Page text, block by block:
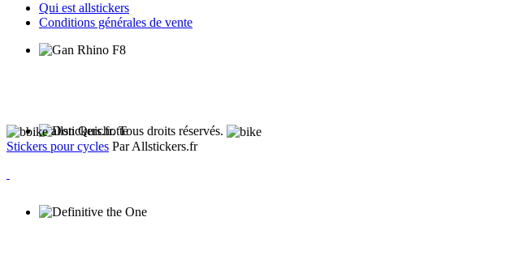
Qui est allstickers
Conditions générales de vente
allstickers.fr. Tous droits réservés.
Stickers pour cycles Par Allstickers.fr